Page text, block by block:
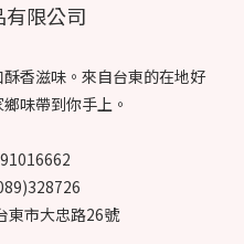
限公司
香滋味。來自台東的在地好
味帶到你手上。
東市大忠路26號